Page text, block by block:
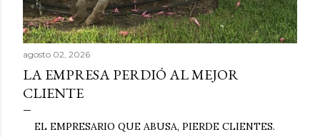
agosto 02, 2026
LA EMPRESA PERDIÓ AL MEJOR
CLIENTE
EL EMPRESARIO QUE ABUSA, PIERDE CLIENTES.